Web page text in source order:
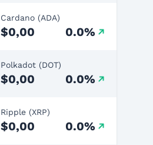
Cardano (ADA)
$0,00 0.0%
Polkadot (DOT)
$0,00 0.0%
Ripple (XRP)
$0,00 0.0%